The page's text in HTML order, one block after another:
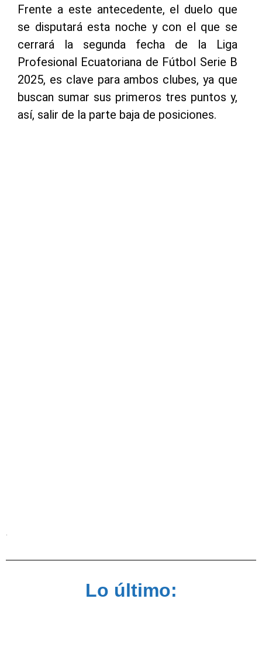
Frente a este antecedente, el duelo que
se disputará esta noche y con el que se
cerrará la segunda fecha de la Liga
Profesional Ecuatoriana de Fútbol Serie B
2025, es clave para ambos clubes, ya que
buscan sumar sus primeros tres puntos y,
así, salir de la parte baja de posiciones.
Lo último: